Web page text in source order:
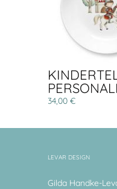
34,00 €
LEVAR DESIGN
Gilda Handke-